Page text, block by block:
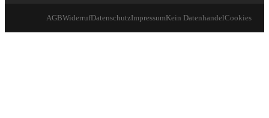
AGBWiderrufDatenschutzImpressumKein DatenhandelCookies